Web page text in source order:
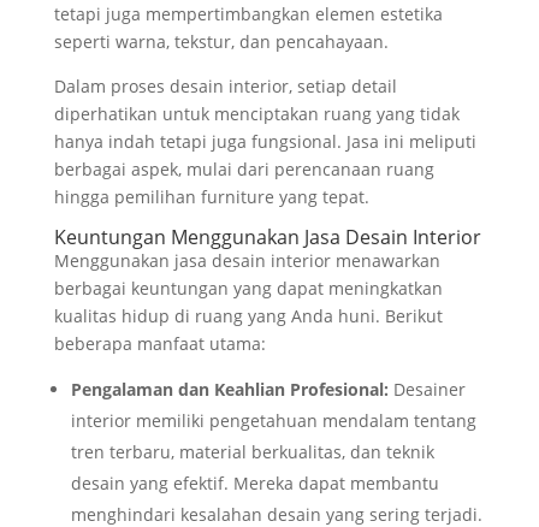
tetapi juga mempertimbangkan elemen estetika
seperti warna, tekstur, dan pencahayaan.
Dalam proses desain interior, setiap detail
diperhatikan untuk menciptakan ruang yang tidak
hanya indah tetapi juga fungsional. Jasa ini meliputi
berbagai aspek, mulai dari perencanaan ruang
hingga pemilihan furniture yang tepat.
Keuntungan Menggunakan Jasa Desain Interior
Menggunakan jasa desain interior menawarkan
berbagai keuntungan yang dapat meningkatkan
kualitas hidup di ruang yang Anda huni. Berikut
beberapa manfaat utama:
Pengalaman dan Keahlian Profesional: Desainer
interior memiliki pengetahuan mendalam tentang
tren terbaru, material berkualitas, dan teknik
desain yang efektif. Mereka dapat membantu
menghindari kesalahan desain yang sering terjadi.